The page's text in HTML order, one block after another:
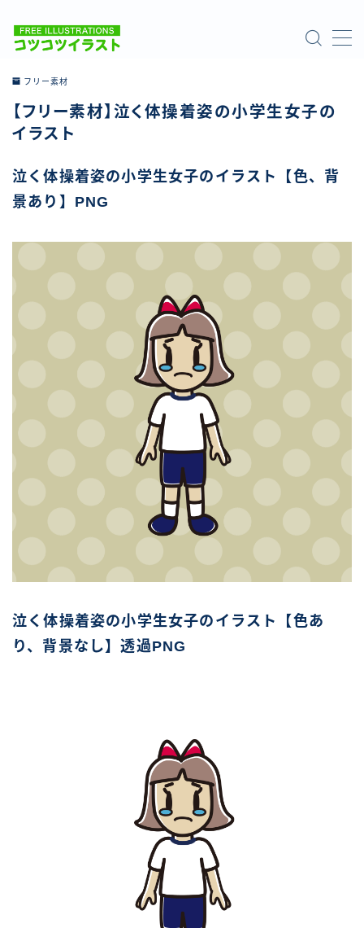
ホーム
お問い合わせ
フリー素材
【フリー素材】泣く体操着姿の小学生女子の
イラスト
泣く体操着姿の小学生女子のイラスト【色、背
景あり】PNG
泣く体操着姿の小学生女子のイラスト【色あ
り、背景なし】透過PNG